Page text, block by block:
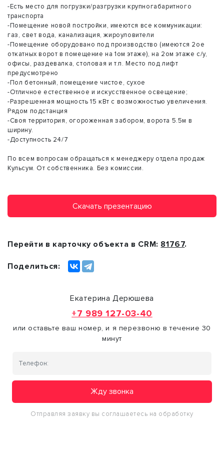
-Есть место для погрузки/разгрузки крупногабаритного
транспорта
-Помещение новой постройки, имеются все коммуникации:
газ, свет вода, канализация, жироуловители
-Помещение оборудовано под производство (имеются 2ое
откатных ворот в помещение на 1ом этаже), на 2ом этаже с/у,
офисы, раздевалка, столовая и т.п. Место под лифт
предусмотрено
-Пол бетонный, помещение чистое, сухое
-Отличное естественное и искусственное освещение;
-Разрешенная мощность 15 кВт с возможностью увеличения.
Рядом подстанция
-Своя территория, огороженная забором, ворота 5.5м в
ширину.
-Доступность 24/7
По всем вопросам обращаться к менеджеру отдела продаж
Кульсум. От собственника. Без комиссии.
Скачать презентацию
Перейти в карточку объекта в CRM: 81767.
Поделиться:
Екатерина Дерюшева
+7 989 127-03-40
или оставьте ваш номер, и я перезвоню в течение 30
минут
Жду звонка
Отправляя заявку вы соглашаетесь на обработку